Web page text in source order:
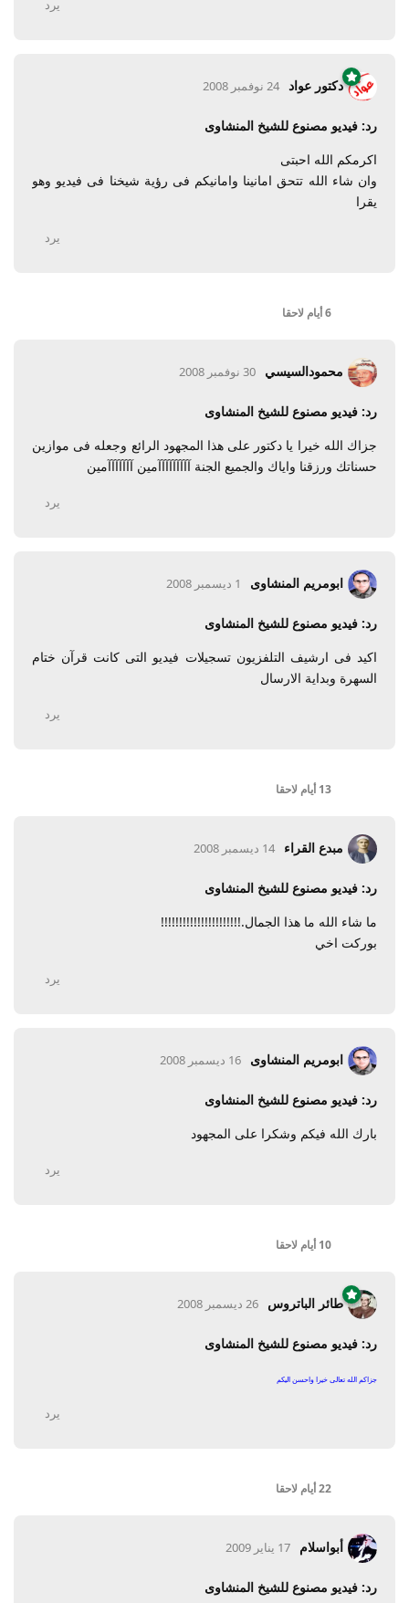
يرد
دكتور عواد 24 نوفمبر 2008
رد: فيديو مصنوع للشيخ المنشاوى
اكرمكم الله احبتى
وان شاء الله تتحق امانينا وامانيكم فى رؤية شيخنا فى فيديو وهو
يقرا
يرد
6 أيام لاحقا
محمودالسيسي 30 نوفمبر 2008
رد: فيديو مصنوع للشيخ المنشاوى
جزاك الله خيرا يا دكتور على هذا المجهود الرائع وجعله فى موازين
حسناتك ورزقنا واياك والجميع الجنة آآآآآآآآآمين آآآآآآآمين
يرد
ابومريم المنشاوى 1 ديسمبر 2008
رد: فيديو مصنوع للشيخ المنشاوى
اكيد فى ارشيف التلفزيون تسجيلات فيديو التى كانت قرآن ختام
السهرة وبداية الارسال
يرد
13 أيام لاحقا
مبدع القراء 14 ديسمبر 2008
رد: فيديو مصنوع للشيخ المنشاوى
ما شاء الله ما هذا الجمال.!!!!!!!!!!!!!!!!!!!!!!
بوركت اخي
يرد
ابومريم المنشاوى 16 ديسمبر 2008
رد: فيديو مصنوع للشيخ المنشاوى
بارك الله فيكم وشكرا على المجهود
يرد
10 أيام لاحقا
طائر الباتروس 26 ديسمبر 2008
رد: فيديو مصنوع للشيخ المنشاوى
جزاكم الله تعالى خيرا واحسن اليكم
يرد
22 أيام لاحقا
أبواسلام 17 يناير 2009
رد: فيديو مصنوع للشيخ المنشاوى